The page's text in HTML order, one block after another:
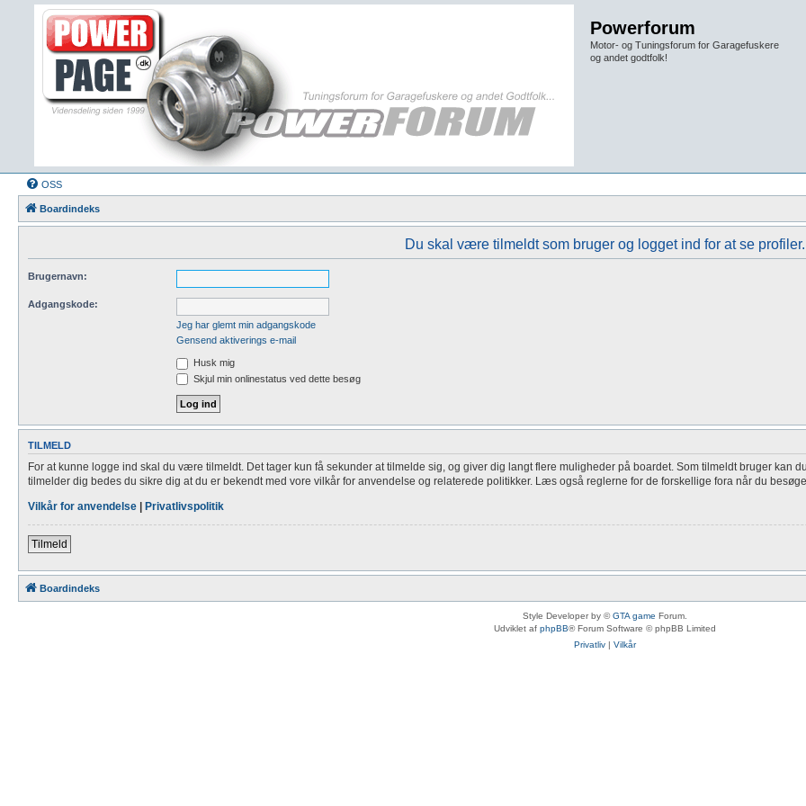
Powerforum
Motor- og Tuningsforum for Garagefuskere
og andet godtfolk!
OSS
Boardindeks
Du skal være tilmeldt som bruger og logget ind for at se profiler.
Brugernavn:
Adgangskode:
Jeg har glemt min adgangskode
Gensend aktiverings e-mail
Husk mig
Skjul min onlinestatus ved dette besøg
TILMELD
For at kunne logge ind skal du være tilmeldt. Det tager kun få sekunder at tilmelde sig, og giver dig langt flere muligheder på boardet. Som tilmeldt bruger kan
tilmelder dig bedes du sikre dig at du er bekendt med vore vilkår for anvendelse og relaterede politikker. Læs også reglerne for de forskellige fora når du
Vilkår for anvendelse | Privatlivspolitik
Tilmeld
Boardindeks
Style Developer by ©GTA game Forum.
Udviklet af phpBB® Forum Software © phpBB Limited
Privatliv| Vilkår